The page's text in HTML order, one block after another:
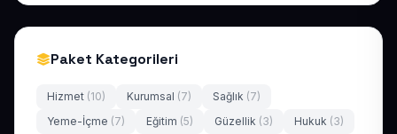
Paket Kategorileri
Hizmet (10) Kurumsal (7) Sağlık (7)
Yeme-İçme (7) Eğitim (5) Güzellik (3) Hukuk (3)